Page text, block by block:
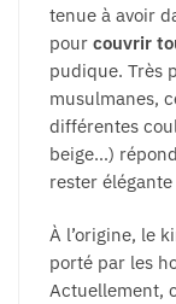
tenue à avoir
pour couvrir
pudique. Très
musulmanes,
différentes
beige…)
rester
À l’origine, le
porté par les
Actuellement,